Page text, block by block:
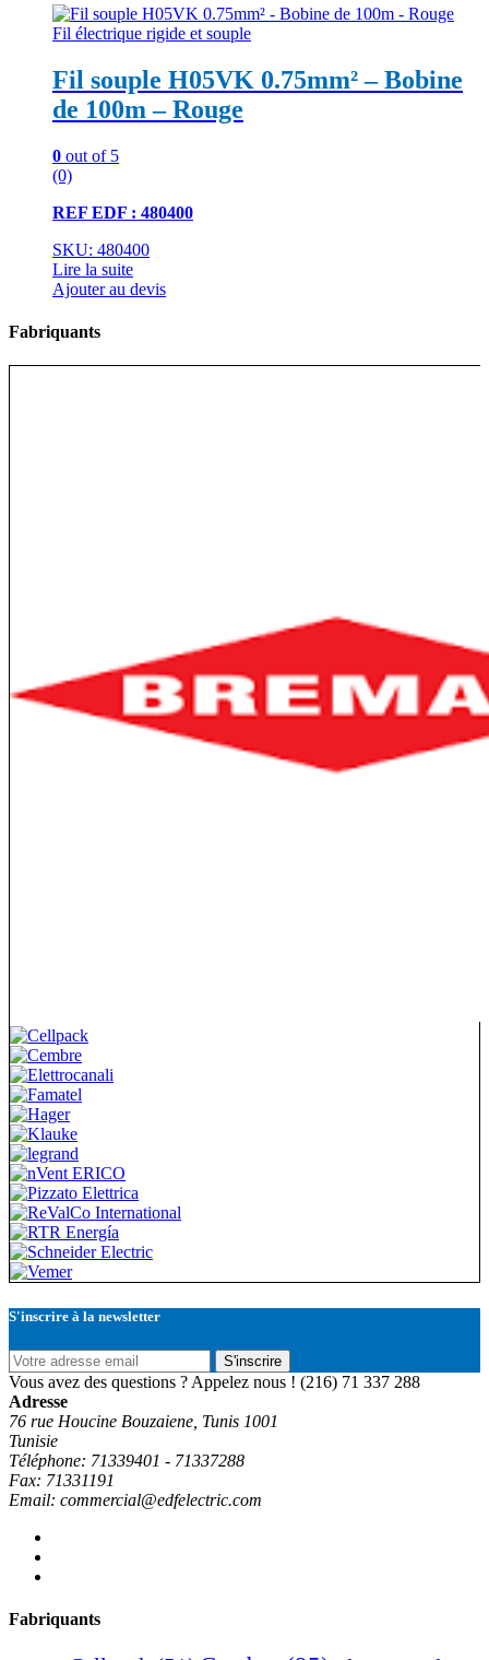
Fil électrique rigide et souple
Fil souple H05VK 0.75mm² – Bobine
de 100m – Rouge
0 out of 5
(0)
REF EDF : 480400
SKU: 480400
Lire la suite
Ajouter au devis
Fabriquants
S'inscrire à la newsletter
S'inscrire
Vous avez des questions ? Appelez nous ! (216) 71 337 288
Adresse
76 rue Houcine Bouzaiene, Tunis 1001
Tunisie
Téléphone: 71339401 - 71337288
Fax: 71331191
Email: commercial@edfelectric.com
Fabriquants